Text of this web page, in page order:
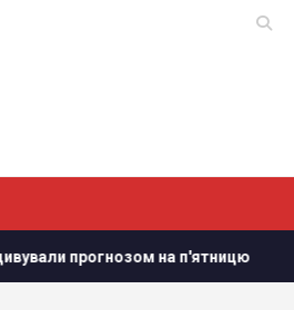
на п'ятницю Путін може